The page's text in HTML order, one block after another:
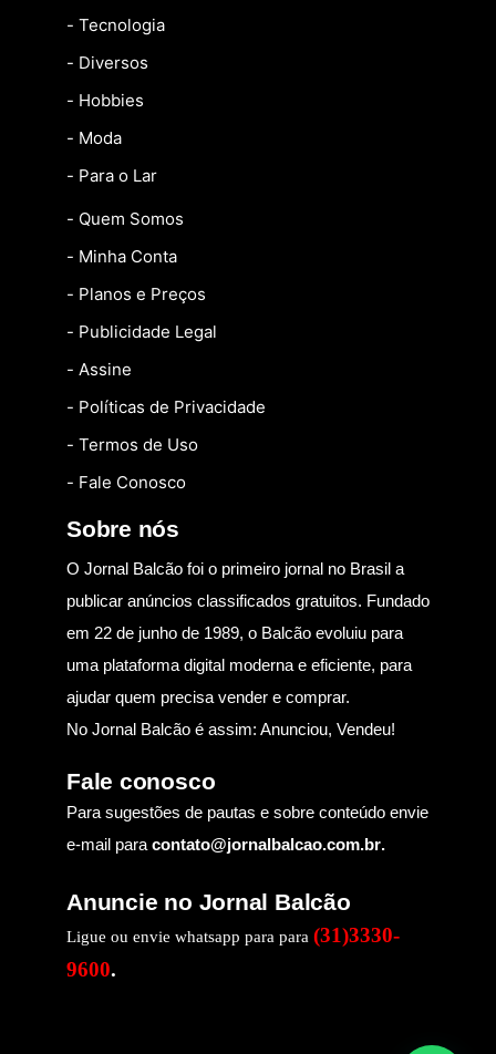
- Tecnologia
- Diversos
- Hobbies
- Moda
- Para o Lar
- Quem Somos
- Minha Conta
- Planos e Preços
- Publicidade Legal
- Assine
- Políticas de Privacidade
- Termos de Uso
- Fale Conosco
Sobre nós
O Jornal Balcão foi o primeiro jornal no Brasil a
publicar anúncios classificados gratuitos. Fundado
em 22 de junho de 1989, o Balcão evoluiu para
uma plataforma digital moderna e eficiente, para
ajudar quem precisa vender e comprar.
No Jornal Balcão é assim: Anunciou, Vendeu!
Fale conosco
Para sugestões de pautas e sobre conteúdo envie
e-mail paracontato@jornalbalcao.com.br.
Anuncie no Jornal Balcão
Ligue ou envie whatsapp para para (31)3330-
9600.